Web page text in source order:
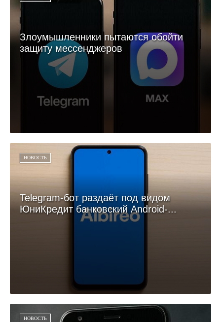
Злоумышленники пытаются обойти
защиту мессенджеров
НОВОСТЬ
Telegram-бот раздаёт под видом
ЮниКредит банковский Android-...
НОВОСТЬ